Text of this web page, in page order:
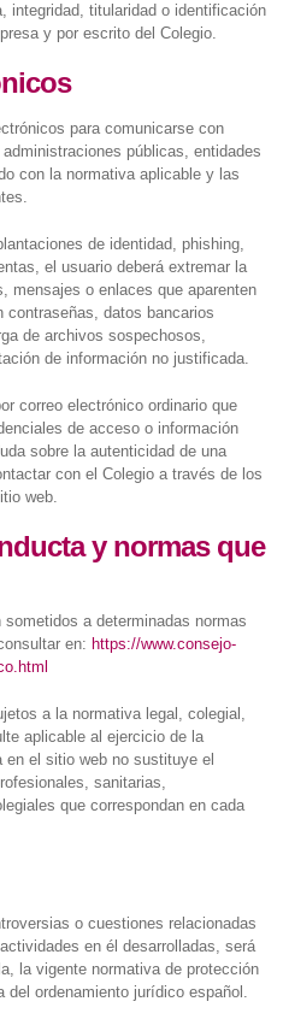
integridad, titularidad o identificación
y por escrito del Colegio.
para comunicarse con
públicas, entidades
con la normativa aplicable y las
de identidad, phishing,
el usuario deberá extremar la
mensajes o enlaces que aparenten
contraseñas, datos bancarios
de archivos sospechosos,
de información no justificada.
correo electrónico ordinario que
de acceso o información
sobre la autenticidad de una
con el Colegio a través de los
web.
y normas que
a determinadas normas
en: https://www.consejo-
a la normativa legal, colegial,
aplicable al ejercicio de la
en el sitio web no sustituye el
sanitarias,
que correspondan en cada
o cuestiones relacionadas
en él desarrolladas, será
la vigente normativa de protección
del ordenamiento jurídico español.